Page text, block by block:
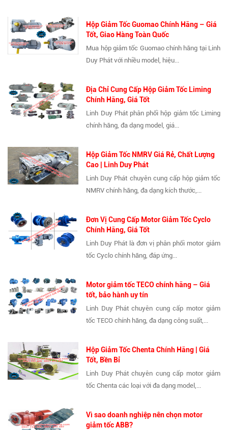
Hộp Giảm Tốc Guomao Chính Hãng – Giá
Tốt, Giao Hàng Toàn Quốc
Mua hộp giảm tốc Guomao chính hãng tại Linh
Duy Phát với nhiều model, hiệu...
Địa Chỉ Cung Cấp Hộp Giảm Tốc Liming
Chính Hãng, Giá Tốt
Linh Duy Phát phân phối hộp giảm tốc Liming
chính hãng, đa dạng model, giá...
Hộp Giảm Tốc NMRV Giá Rẻ, Chất Lượng
Cao | Linh Duy Phát
Linh Duy Phát chuyên cung cấp hộp giảm tốc
NMRV chính hãng, đa dạng kích thước,...
Đơn Vị Cung Cấp Motor Giảm Tốc Cyclo
Chính Hãng, Giá Tốt
Linh Duy Phát là đơn vị phân phối motor giảm
tốc Cyclo chính hãng, đáp ứng...
Motor giảm tốc TECO chính hãng – Giá
tốt, bảo hành uy tín
Linh Duy Phát chuyên cung cấp motor giảm
tốc TECO chính hãng, đa dạng công suất,...
Hộp Giảm Tốc Chenta Chính Hãng | Giá
Tốt, Bền Bỉ
Linh Duy Phát chuyên cung cấp motor giảm
tốc Chenta các loại với đa dạng model,...
Vì sao doanh nghiệp nên chọn motor
giảm tốc ABB?